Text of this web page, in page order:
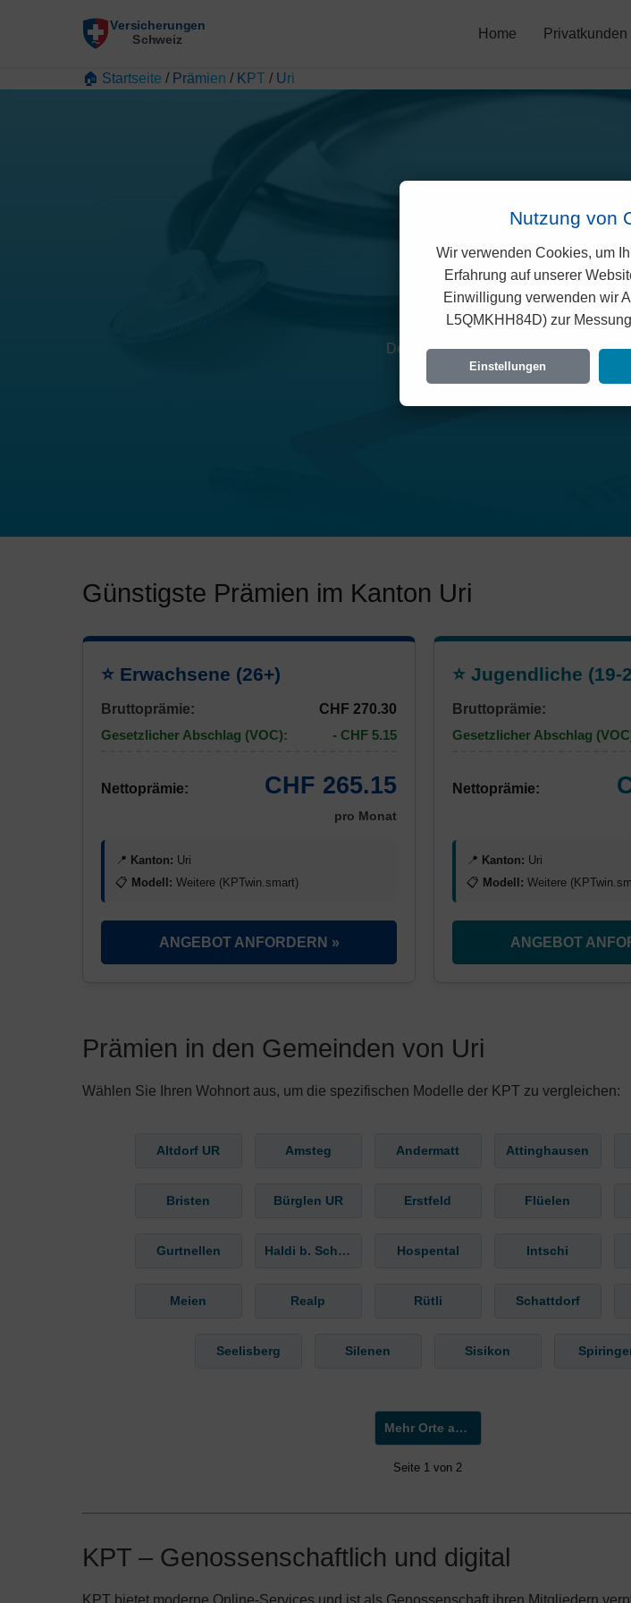
Home Privatkunden
🏠 Startseite / Prämien / KPT / Uri
KPT
Detaillierte Übersicht der monatlichen
Günstigste Prämien im Kanton Uri
⭐ Erwachsene (26+)
Bruttoprämie:
CHF 270.30
Gesetzlicher Abschlag (VOC):
- CHF 5.15
Nettoprämie: CHF 265.15
pro Monat
📍 Kanton: Uri
📋 Modell: Weitere (KPTwin.smart)
ANGEBOT ANFORDERN »
⭐ Jugendliche (19-
Bruttoprämie:
Gesetzlicher Abschlag
Nettoprämie:
📍 Kanton: Uri
📋 Modell: Weitere
ANGEBOT
Prämien in den Gemeinden von Uri
Wählen Sie Ihren Wohnort aus, um die spezifischen Modelle der KPT zu vergleichen:
Altdorf UR Amsteg Andermatt Attinghausen
Bristen Bürglen UR Erstfeld Flüelen
Gurtnellen Haldi b. Schattdorf Hospental Intschi
Meien Realp Rütli Schattdorf
Seelisberg Silenen Sisikon
Mehr Orte anzeigen »
Seite 1 von 2
KPT – Genossenschaftlich und digital
KPT bietet moderne Online-Services und ist als Genossenschaft ihren Mitgliedern
Nutzung von
Wir verwenden Cookies, um
Erfahrung auf unserer
Einwilligung verwenden wir
L5QMKHH84D) zur
Einstellungen